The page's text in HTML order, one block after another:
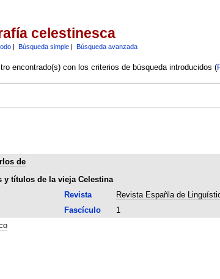
celestinesca
| Búsqueda simple| Búsqueda avanzada
encontrado(s) con los criterios de búsqueda introducidos (
de
y títulos de la vieja Celestina
Revista Revista Españla de
Fascículo 1